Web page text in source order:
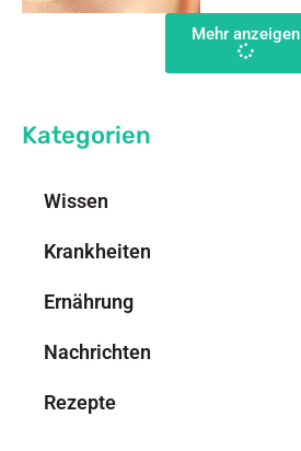
Mehr anzeigen
Kategorien
Wissen
Krankheiten
Ernährung
Nachrichten
Rezepte